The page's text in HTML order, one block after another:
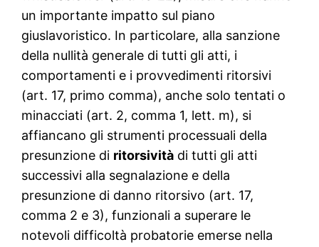
un importante impatto sul piano
giuslavoristico. In particolare, alla sanzione
della nullità generale di tutti gli atti, i
comportamenti e i provvedimenti ritorsivi
(art. 17, primo comma), anche solo tentati o
minacciati (art. 2, comma 1, lett. m), si
affiancano gli strumenti processuali della
presunzione di ritorsività di tutti gli atti
successivi alla segnalazione e della
presunzione di danno ritorsivo (art. 17,
comma 2 e 3), funzionali a superare le
notevoli difficoltà probatorie emerse nella